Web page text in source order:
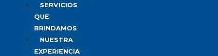
SERVICIOS
QUE
BRINDAMOS
NUESTRA
EXPERIENCIA